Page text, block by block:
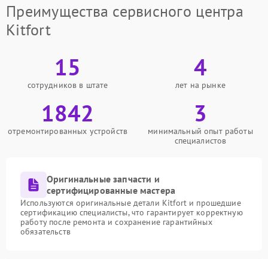
Преимущества сервисного центра
Kitfort
15
сотрудников в штате
4
лет на рынке
1842
отремонтированных устройств
3
минимальный опыт работы
специалистов
Оригинальные запчасти и
сертифицированные мастера
Используются оригинальные детали Kitfort и прошедшие
сертификацию специалисты, что гарантирует корректную
работу после ремонта и сохранение гарантийных
обязательств